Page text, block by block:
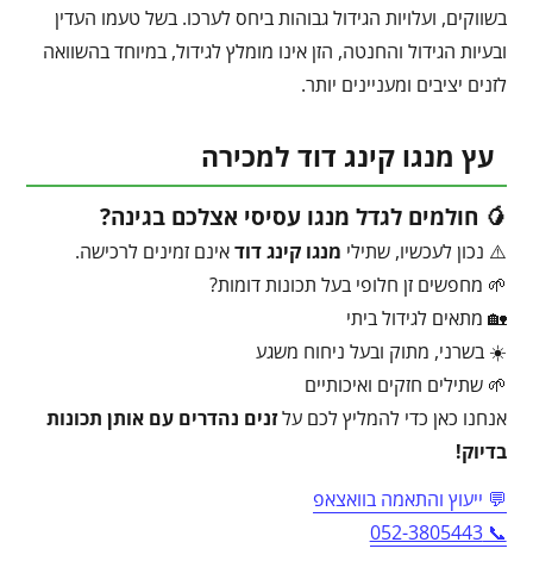
בשווקים, ועלויות הגידול גבוהות ביחס לערכו. בשל טעמו העדין
ובעיות הגידול והחנטה, הזן אינו מומלץ לגידול, במיוחד בהשוואה
לזנים יציבים ומעניינים יותר.
עץ מנגו קינג דוד למכירה
🥭 חולמים לגדל מנגו עסיסי אצלכם בגינה?
⚠️ נכון לעכשיו, שתילי מנגו קינג דודאינם זמינים לרכישה.
🌱 מחפשים זן חלופי בעל תכונות דומות?
🏡 מתאים לגידול ביתי
☀️ בשרני, מתוק ובעל ניחוח משגע
🌱 שתילים חזקים ואיכותיים
אנחנו כאן כדי להמליץ לכם עלזנים נהדרים עם אותן תכונות
בדיוק!
💬 ייעוץ והתאמה בוואצאפ
📞 052-3805443